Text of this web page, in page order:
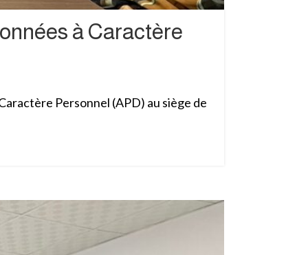
à Caractère
Personnel (APD) au siège de